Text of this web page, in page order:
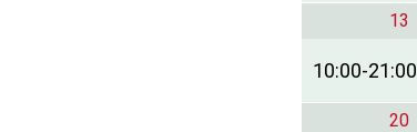
13
10:00-21:00
20